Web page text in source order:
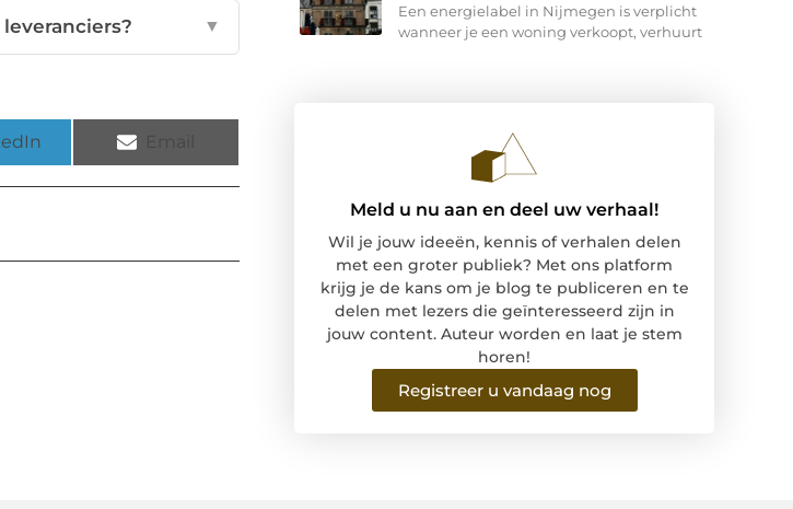
▼
Een energielabel in Nijmegen is verplicht
wanneer je een woning verkoopt, verhuurt
Meld u nu aan en deel uw verhaal!
Wil je jouw ideeën, kennis of verhalen delen
met een groter publiek? Met ons platform
krijg je de kans om je blog te publiceren en te
delen met lezers die geïnteresseerd zijn in
jouw content. Auteur worden en laat je stem
horen!
Registreer u vandaag nog